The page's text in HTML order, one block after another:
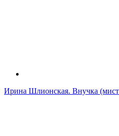
Ирина Шлионская. Внучка